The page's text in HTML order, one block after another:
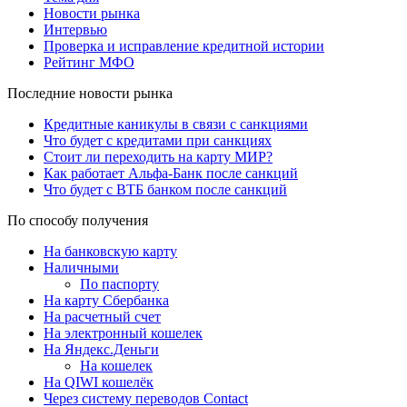
Новости рынка
Интервью
Проверка и исправление кредитной истории
Рейтинг МФО
Последние новости рынка
Кредитные каникулы в связи с санкциями
Что будет с кредитами при санкциях
Стоит ли переходить на карту МИР?
Как работает Альфа-Банк после санкций
Что будет с ВТБ банком после санкций
По способу получения
На банковскую карту
Наличными
По паспорту
На карту Сбербанка
На расчетный счет
На электронный кошелек
На Яндекс.Деньги
На кошелек
На QIWI кошелёк
Через систему переводов Contact